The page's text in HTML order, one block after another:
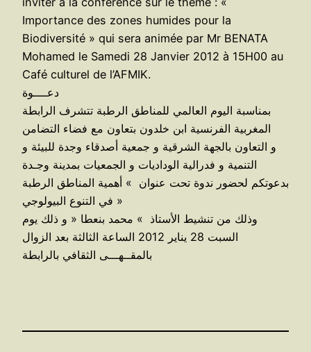
Importance des zones humides pour la
Biodiversité » qui sera animée par Mr BENATA
Mohamed le Samedi 28 Janvier 2012 à 15H00 au
Café culturel de l’AFMIK.
دعــــوة
بمناسبة اليوم العالمي للمناطق الرطبة تتشرف الرابطة
المغربية الفرنسية ابن خلدون بتعاون مع فضاء التضامن
و التعاون بالجهة الشرقية و جمعية أصدقاء وجدة للبيئة و
التنمية و فدرالية الوداديات و الجمعيات بمدينة وجـدة
بدعوتكم لحضور ندوة تحت عنوان » أهمية المناطق الرطبة
في التنوع البيولوجي »
وذلك من تنشيط الأستاذ » محمد بنعطا « و ذلك يوم
السبت 28 يناير 2012 الساعة الثالثة بعد الزوال
بالمقــهـــى الثقافي بالرابطة